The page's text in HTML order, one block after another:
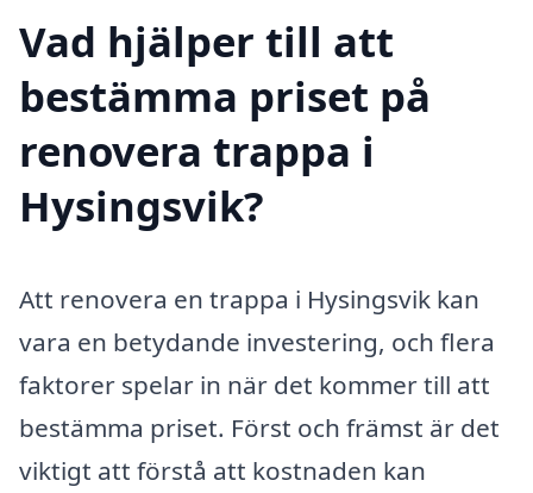
Vad hjälper till att
bestämma priset på
renovera trappa i
Hysingsvik?
Att renovera en trappa i Hysingsvik kan
vara en betydande investering, och flera
faktorer spelar in när det kommer till att
bestämma priset. Först och främst är det
viktigt att förstå att kostnaden kan